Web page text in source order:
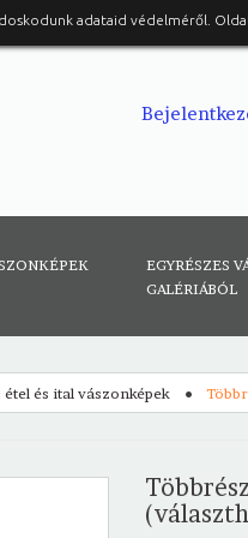
EGYRÉSZES
GALÉRIÁBÓL
adataid védelméről.
étel és ital vászonképek